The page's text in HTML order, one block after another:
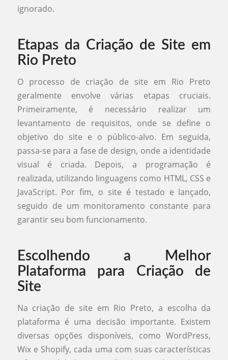
ignorado.
Etapas da Criação de Site em
Rio Preto
O processo de criação de site em Rio Preto
geralmente envolve várias etapas cruciais.
Primeiramente, é necessário realizar um
levantamento de requisitos, onde se define o
objetivo do site e o público-alvo. Em seguida,
passa-se para a fase de design, onde a identidade
visual é criada. Depois, a programação é
realizada, utilizando linguagens como HTML, CSS e
JavaScript. Por fim, o site é testado e lançado,
seguido de um monitoramento constante para
garantir seu bom funcionamento.
Escolhendo a Melhor
Plataforma para Criação de
Site
Na criação de site em Rio Preto, a escolha da
plataforma é uma decisão importante. Existem
diversas opções disponíveis, como WordPress,
Wix e Shopify, cada uma com suas características